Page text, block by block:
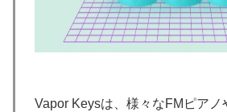
Vapor Keysは、様々なFMピアノ